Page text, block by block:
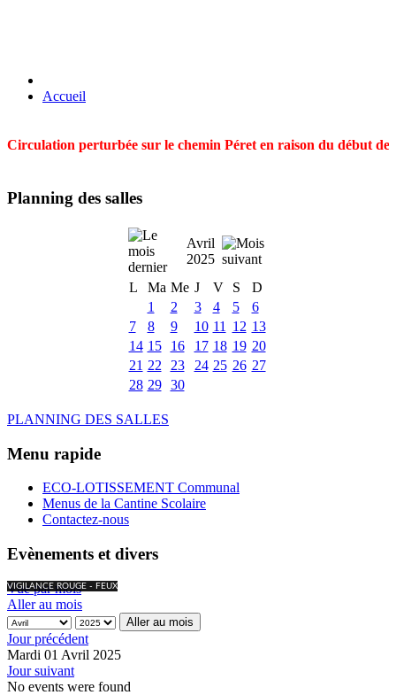
Accueil
Circulation perturbée sur le chemin Péret en raison du début
Planning des salles
Avril
2025
L
Ma Me J V S
D
1
2 3 4 5
6
7
8 9 10 11 12 13
14 15 16 17 18 19 20
21 22 23 24 25 26 27
28 29 30
PLANNING DES SALLES
Menu rapide
ECO-LOTISSEMENT Communal
Menus de la Cantine Scolaire
Contactez-nous
Evènements et divers
VIGILANCE ROUGE - FEUX
Vue par mois
Aller au mois
Aller au mois
Jour précédent
Mardi 01 Avril 2025
Jour suivant
No events were found